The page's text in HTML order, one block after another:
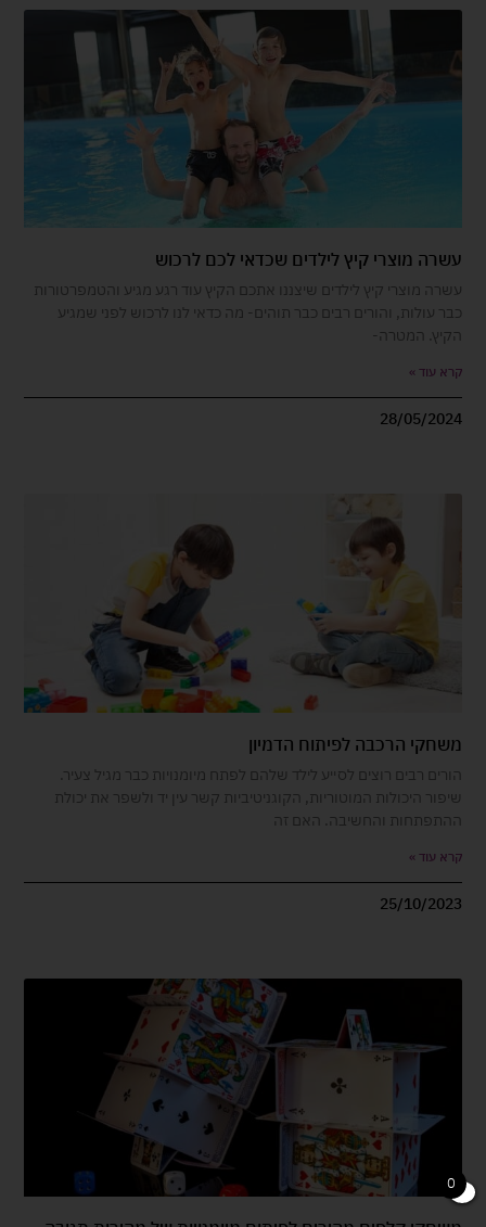
עשרה מוצרי קיץ לילדים שכדאי לכם לרכוש
עשרה מוצרי קיץ לילדים שיצננו אתכם הקיץ עוד רגע מגיע והטמפרטורות
כבר עולות, והורים רבים כבר תוהים- מה כדאי לנו לרכוש לפני שמגיע
הקיץ. המטרה-
קרא עוד »
28/05/2024
משחקי הרכבה לפיתוח הדמיון
הורים רבים רוצים לסייע לילד שלהם לפתח מיומנויות כבר מגיל צעיר.
שיפור היכולות המוטוריות, הקוגניטיביות קשר עין יד ולשפר את יכולת
ההתפתחות והחשיבה. האם זה
קרא עוד »
25/10/2023
0